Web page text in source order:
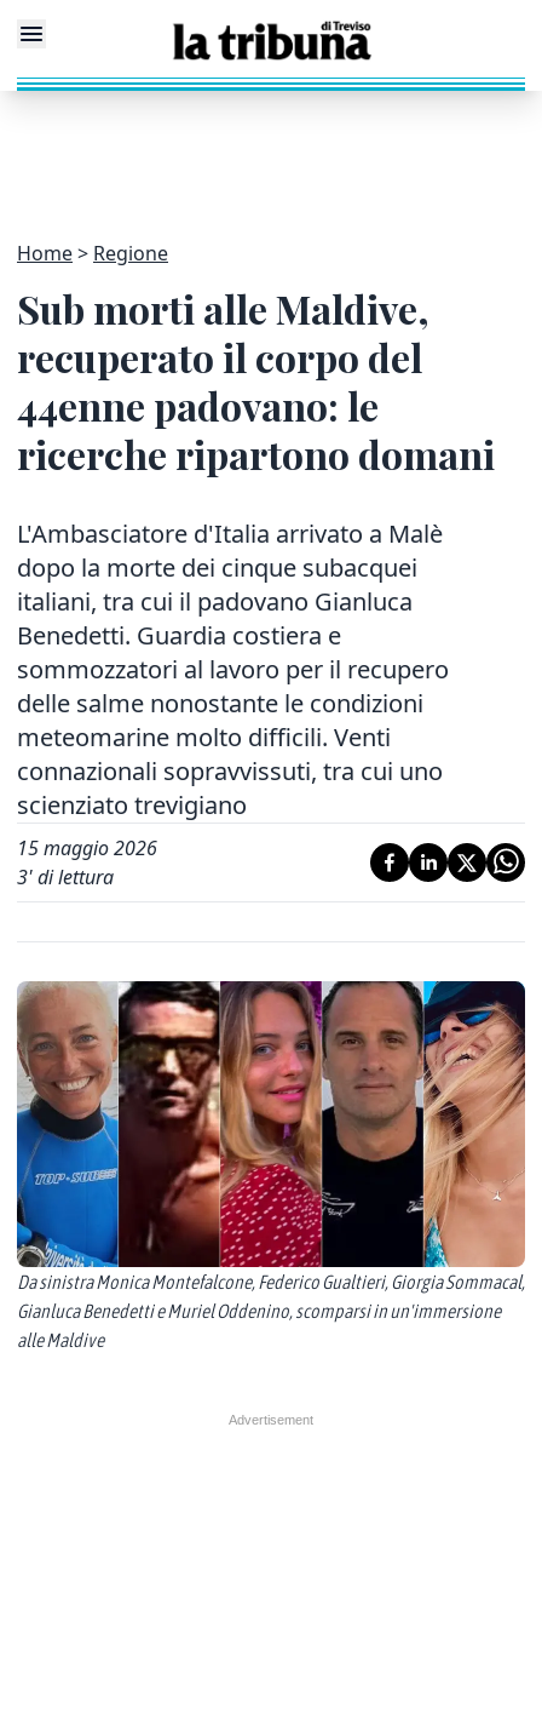
Home Regione
Sub morti alle Maldive,
recuperato il corpo del
44enne padovano: le
ricerche ripartono domani
L'Ambasciatore d'Italia arrivato a Malè
dopo la morte dei cinque subacquei
italiani, tra cui il padovano Gianluca
Benedetti. Guardia costiera e
sommozzatori al lavoro per il recupero
delle salme nonostante le condizioni
meteomarine molto difficili. Venti
connazionali sopravvissuti, tra cui uno
scienziato trevigiano
15 maggio 2026
3' di lettura
Da sinistra Monica Montefalcone, Federico Gualtieri, Giorgia Sommacal,
Gianluca Benedetti e Muriel Oddenino, scomparsi in un'immersione
alle Maldive